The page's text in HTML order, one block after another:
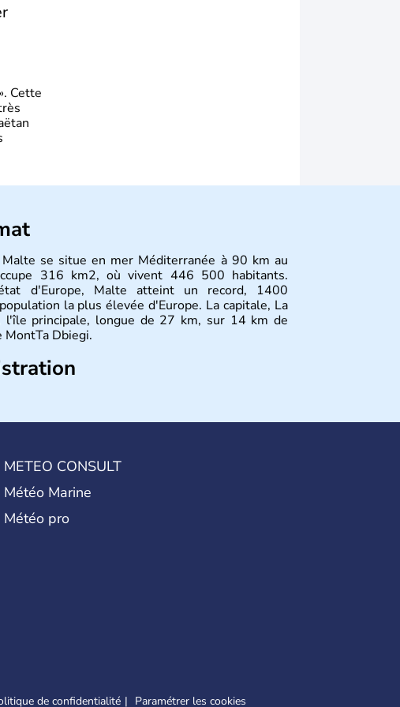
Cette
se situe en mer Méditerranée à 90 km au
316 km2, où vivent 446 500 habitants.
d'Europe, Malte atteint un record, 1400
la plus élevée d'Europe. La capitale, La
principale, longue de 27 km, sur 14 km de
MontTa Dbiegi.
de l'ordre de Saint-Jean, mais aussi
des vestiges, des sites megalithiques, des
METEO CONSULT
Météo Marine
Météo pro
de confidentialité Paramétrer les cookies